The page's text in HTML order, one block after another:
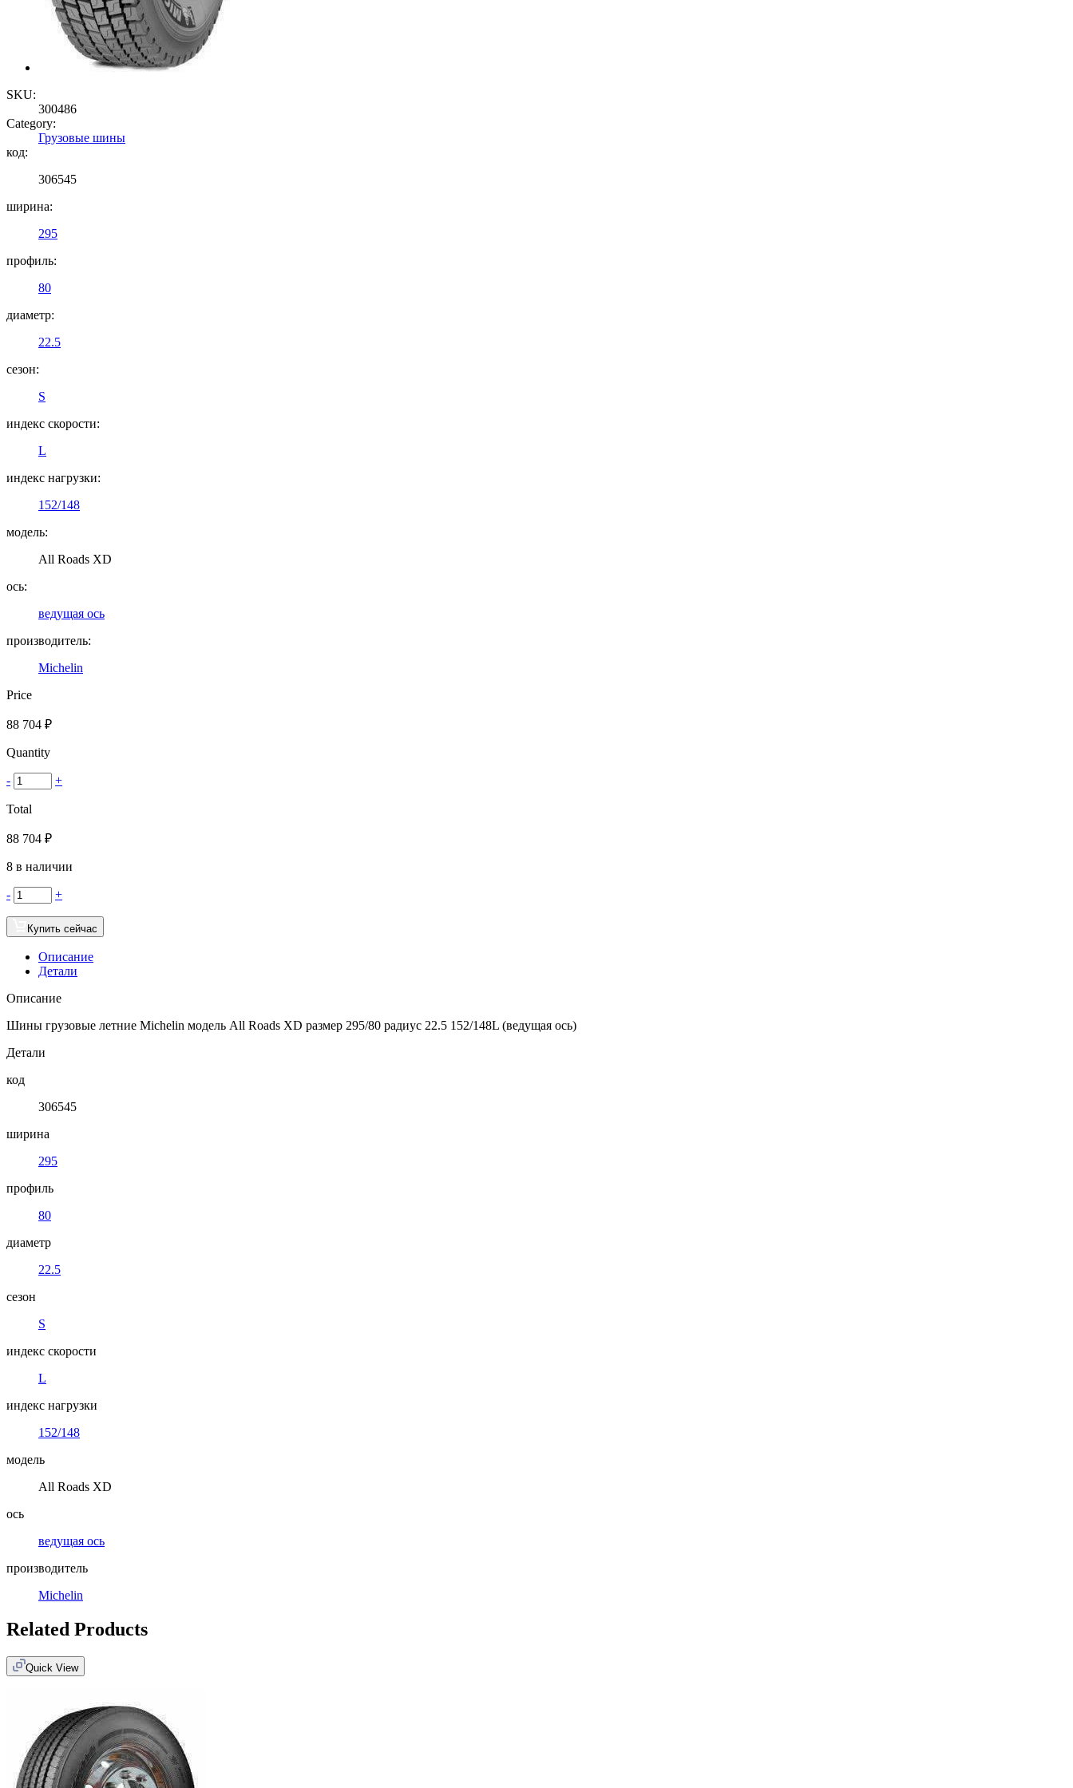
SKU:
300486
Category:
Грузовые шины
код:
306545
ширина:
295
профиль:
80
диаметр:
22.5
сезон:
S
индекс скорости:
L
индекс нагрузки:
152/148
модель:
All Roads XD
ось:
ведущая ось
производитель:
Michelin
Price
88 704 ₽
Quantity
- +
Total
88 704 ₽
8 в наличии
- +
Купить сейчас
Описание
Детали
Описание
Шины грузовые летние Michelin модель All Roads XD размер 295/80 радиус 22.5 152/148L (ведущая ось)
Детали
код
306545
ширина
295
профиль
80
диаметр
22.5
сезон
S
индекс скорости
L
индекс нагрузки
152/148
модель
All Roads XD
ось
ведущая ось
производитель
Michelin
Related Products
Quick View